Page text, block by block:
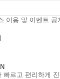
이용 및 이벤트
빠르고 편리하게